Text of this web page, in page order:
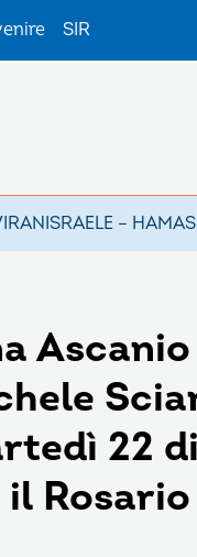
SIR
IRANISRAELE – HAMAS
22
Rosario